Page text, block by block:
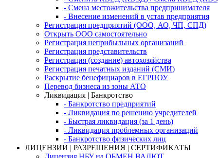
- Смена местожительства предпринимателя
- Внесение изменений в устав предприятия
Регистрация предприятий (ООО, АО, ЧП, СПД)
Открыть ООО самостоятельно
Регистрация неприбыльных организаций
Регистрация представительств
Регистрация (создание) автохозяйства
Регистрация печатных изданий (СМИ)
Раскрытие бенефициаров в ЕГРПОУ
Перевод бизнеса из зоны АТО
Ликвидация | Банкротство
- Банкротство предприятий
- Ликвидация по решению учредителей
- Быстрая ликвидация (за 1 день)
- Ликвидация проблемных организаций
- Банкротство физических лиц
ЛИЦЕНЗИИ | РАЗРЕШЕНИЯ | СЕРТИФИКАТЫ
Лицензия НБУ на ОБМЕН ВАЛЮТ